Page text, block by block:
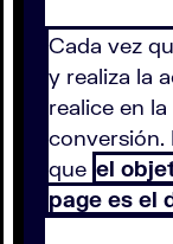
Cada vez
y realiza la
realice en
conversión.
que el
page es el